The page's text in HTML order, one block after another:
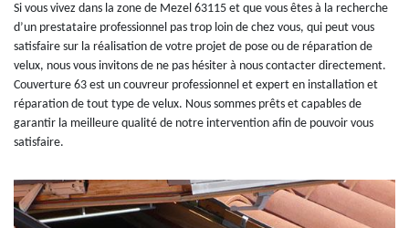
Si vous vivez dans la zone de Mezel 63115 et que vous êtes à la recherche
d’un prestataire professionnel pas trop loin de chez vous, qui peut vous
satisfaire sur la réalisation de votre projet de pose ou de réparation de
velux, nous vous invitons de ne pas hésiter à nous contacter directement.
Couverture 63 est un couvreur professionnel et expert en installation et
réparation de tout type de velux. Nous sommes prêts et capables de
garantir la meilleure qualité de notre intervention afin de pouvoir vous
satisfaire.